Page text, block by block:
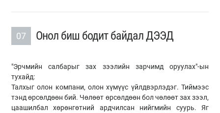
07 Онол биш бодит байдал ДЭЭД
"Эрчмийн салбарыг зах зээлийн зарчимд оруулах"-ын
тухайд:
Талхыг олон компани, олон хүмүүс үйлдвэрлэдэг. Тиймээс
тэнд өрсөлдөөн бий. Чөлөөт өрсөлдөөн бол чөлөөт зах зээл,
цаашилбал хөрөнгөтний ардчилсан нийгмийн суурь. Яг